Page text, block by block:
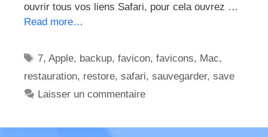
ouvrir tous vos liens Safari, pour cela ouvrez …
Read more…
Étiquettes
7,Apple, backup,favicon,favicons, Mac,
restauration, restore, safari, sauvegarder, save
Laisser un commentaire